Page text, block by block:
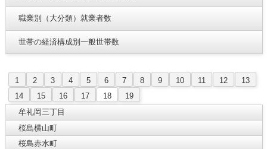
職業別（大分類）就業者数
世帯の経済構成別一般世帯数
1 2 3 4 5 6 7 8 9 10 11 12
13
14
15 16 17 18
19
牟礼岡三丁目
桜島横山町
桜島赤水町